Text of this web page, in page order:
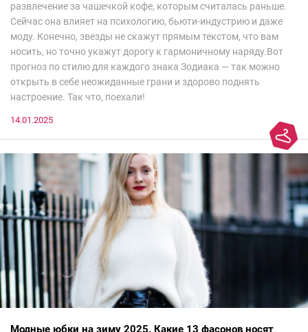
развлечение за чашечкой кофе, которым считалась раньше.
Сейчас она влияет на психологию, бьюти-индустрию и даже
моду. Конечно, звезды не скажут прямым текстом, что вам
носить, но точно укажут дорогу к гармоничному наряду.Вот
прогноз по стилю для каждого знака Зодиака — так можно
открыть в себе неожиданные грани и здорово поднять
настроение. Так что, поехали!
14.01.2025
Модные юбки на зиму 2025. Какие 13 фасонов носят